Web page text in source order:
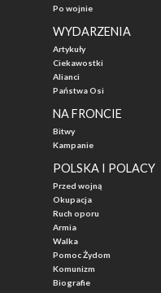
Po wojnie
WYDARZENIA
Artykuły
Ciekawostki
Alianci
Państwa Osi
NA FRONCIE
Bitwy
Kampanie
POLSKA I POLACY
Przed wojną
Okupacja
Ruch oporu
Armia
Walka
Pomoc Żydom
Komunizm
Biografie